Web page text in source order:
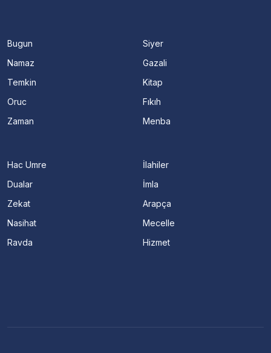
Bugun
Namaz
Temkin
Oruc
Zaman
Siyer
Gazali
Kitap
Fıkıh
Menba
Hac Umre
Dualar
Zekat
Nasihat
Ravda
İlahiler
İmla
Arapça
Mecelle
Hizmet